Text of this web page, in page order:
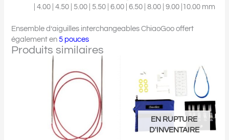
| 4.00 | 4.50 | 5.00 | 5.50 | 6.00 | 6.50 | 8.00 | 9.00 |10.00 mm
Ensemble d’aiguilles interchangeables ChiaoGoo offert
également en5 pouces
Produits similaires
prix :
19.00$
22.50$
produit
a
plusieurs
variations.
options
peuvent
EN RUPTURE
D'INVENTAIRE